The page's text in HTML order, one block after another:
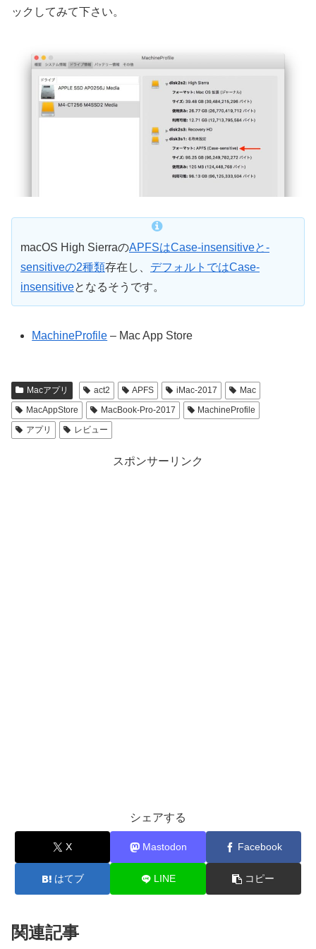
ックしてみて下さい。
macOS High SierraのAPFSはCase-insensitiveと-
sensitiveの2種類存在し、 デフォルトではCase-
insensitiveとなるそうです。
MachineProfile – Mac App Store
Macアプリ act2 APFS iMac-2017
Mac
MacAppStore
MacBook-Pro-2017
MachineProfile
アプリ
レビュー
スポンサーリンク
シェアする
X Mastodon Facebook
はてブ LINE コピー
関連記事